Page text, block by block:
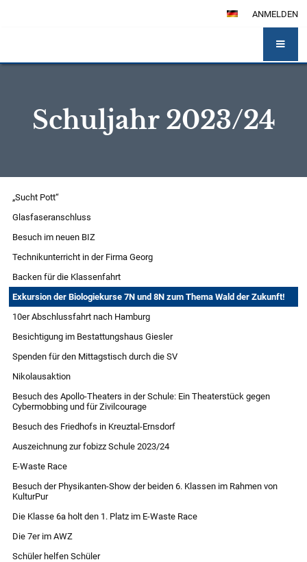
ANMELDEN
Schuljahr 2023/24
Schuljahr
2023/24
„Sucht Pott“
Glasfaseranschluss
Besuch im neuen BIZ
Technikunterricht in der Firma Georg
Backen für die Klassenfahrt
Exkursion der Biologiekurse 7N und 8N zum Thema Wald der Zukunft!
10er Abschlussfahrt nach Hamburg
Besichtigung im Bestattungshaus Giesler
Spenden für den Mittagstisch durch die SV
Nikolausaktion
Besuch des Apollo-Theaters in der Schule: Ein Theaterstück gegen
Cybermobbing und für Zivilcourage
Besuch des Friedhofs in Kreuztal-Ernsdorf
Auszeichnung zur fobizz Schule 2023/24
E-Waste Race
Besuch der Physikanten-Show der beiden 6. Klassen im Rahmen von
KulturPur
Die Klasse 6a holt den 1. Platz im E-Waste Race
Die 7er im AWZ
Schüler helfen Schüler